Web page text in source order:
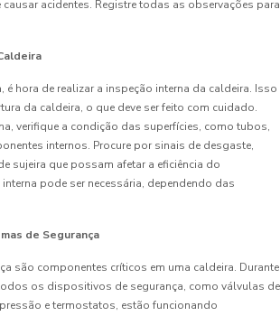
acidentes. Registre todas as observações para
é hora de realizar a inspeção interna da caldeira. Isso
da caldeira, o que deve ser feito com cuidado.
verifique a condição das superfícies, como tubos,
internos. Procure por sinais de desgaste,
sujeira que possam afetar a eficiência do
pode ser necessária, dependendo das
de Segurança
são componentes críticos em uma caldeira. Durante
os dispositivos de segurança, como válvulas de
e termostatos, estão funcionando